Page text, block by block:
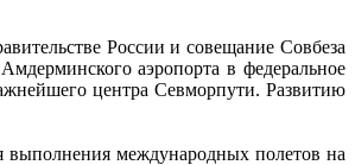
России и совещание Совбеза
аэропорта в федеральное
центра Севморпути. Развитию
международных полетов на